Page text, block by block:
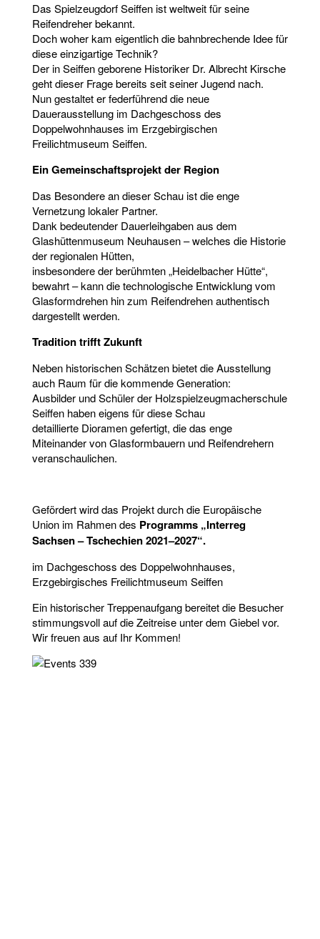
Das Spielzeugdorf Seiffen ist weltweit für seine
Reifendreher bekannt.
Doch woher kam eigentlich die bahnbrechende Idee für
diese einzigartige Technik?
Der in Seiffen geborene Historiker Dr. Albrecht Kirsche
geht dieser Frage bereits seit seiner Jugend nach.
Nun gestaltet er federführend die neue
Dauerausstellung im Dachgeschoss des
Doppelwohnhauses im Erzgebirgischen
Freilichtmuseum Seiffen.
Ein Gemeinschaftsprojekt der Region
Das Besondere an dieser Schau ist die enge
Vernetzung lokaler Partner.
Dank bedeutender Dauerleihgaben aus dem
Glashüttenmuseum Neuhausen – welches die Historie
der regionalen Hütten,
insbesondere der berühmten „Heidelbacher Hütte“,
bewahrt – kann die technologische Entwicklung vom
Glasformdrehen hin zum Reifendrehen authentisch
dargestellt werden.
Tradition trifft Zukunft
Neben historischen Schätzen bietet die Ausstellung
auch Raum für die kommende Generation:
Ausbilder und Schüler der Holzspielzeugmacherschule
Seiffen haben eigens für diese Schau
detaillierte Dioramen gefertigt, die das enge
Miteinander von Glasformbauern und Reifendrehern
veranschaulichen.
Gefördert wird das Projekt durch die Europäische
Union im Rahmen des Programms „Interreg
Sachsen – Tschechien 2021–2027“.
im Dachgeschoss des Doppelwohnhauses,
Erzgebirgisches Freilichtmuseum Seiffen
Ein historischer Treppenaufgang bereitet die Besucher
stimmungsvoll auf die Zeitreise unter dem Giebel vor.
Wir freuen aus auf Ihr Kommen!